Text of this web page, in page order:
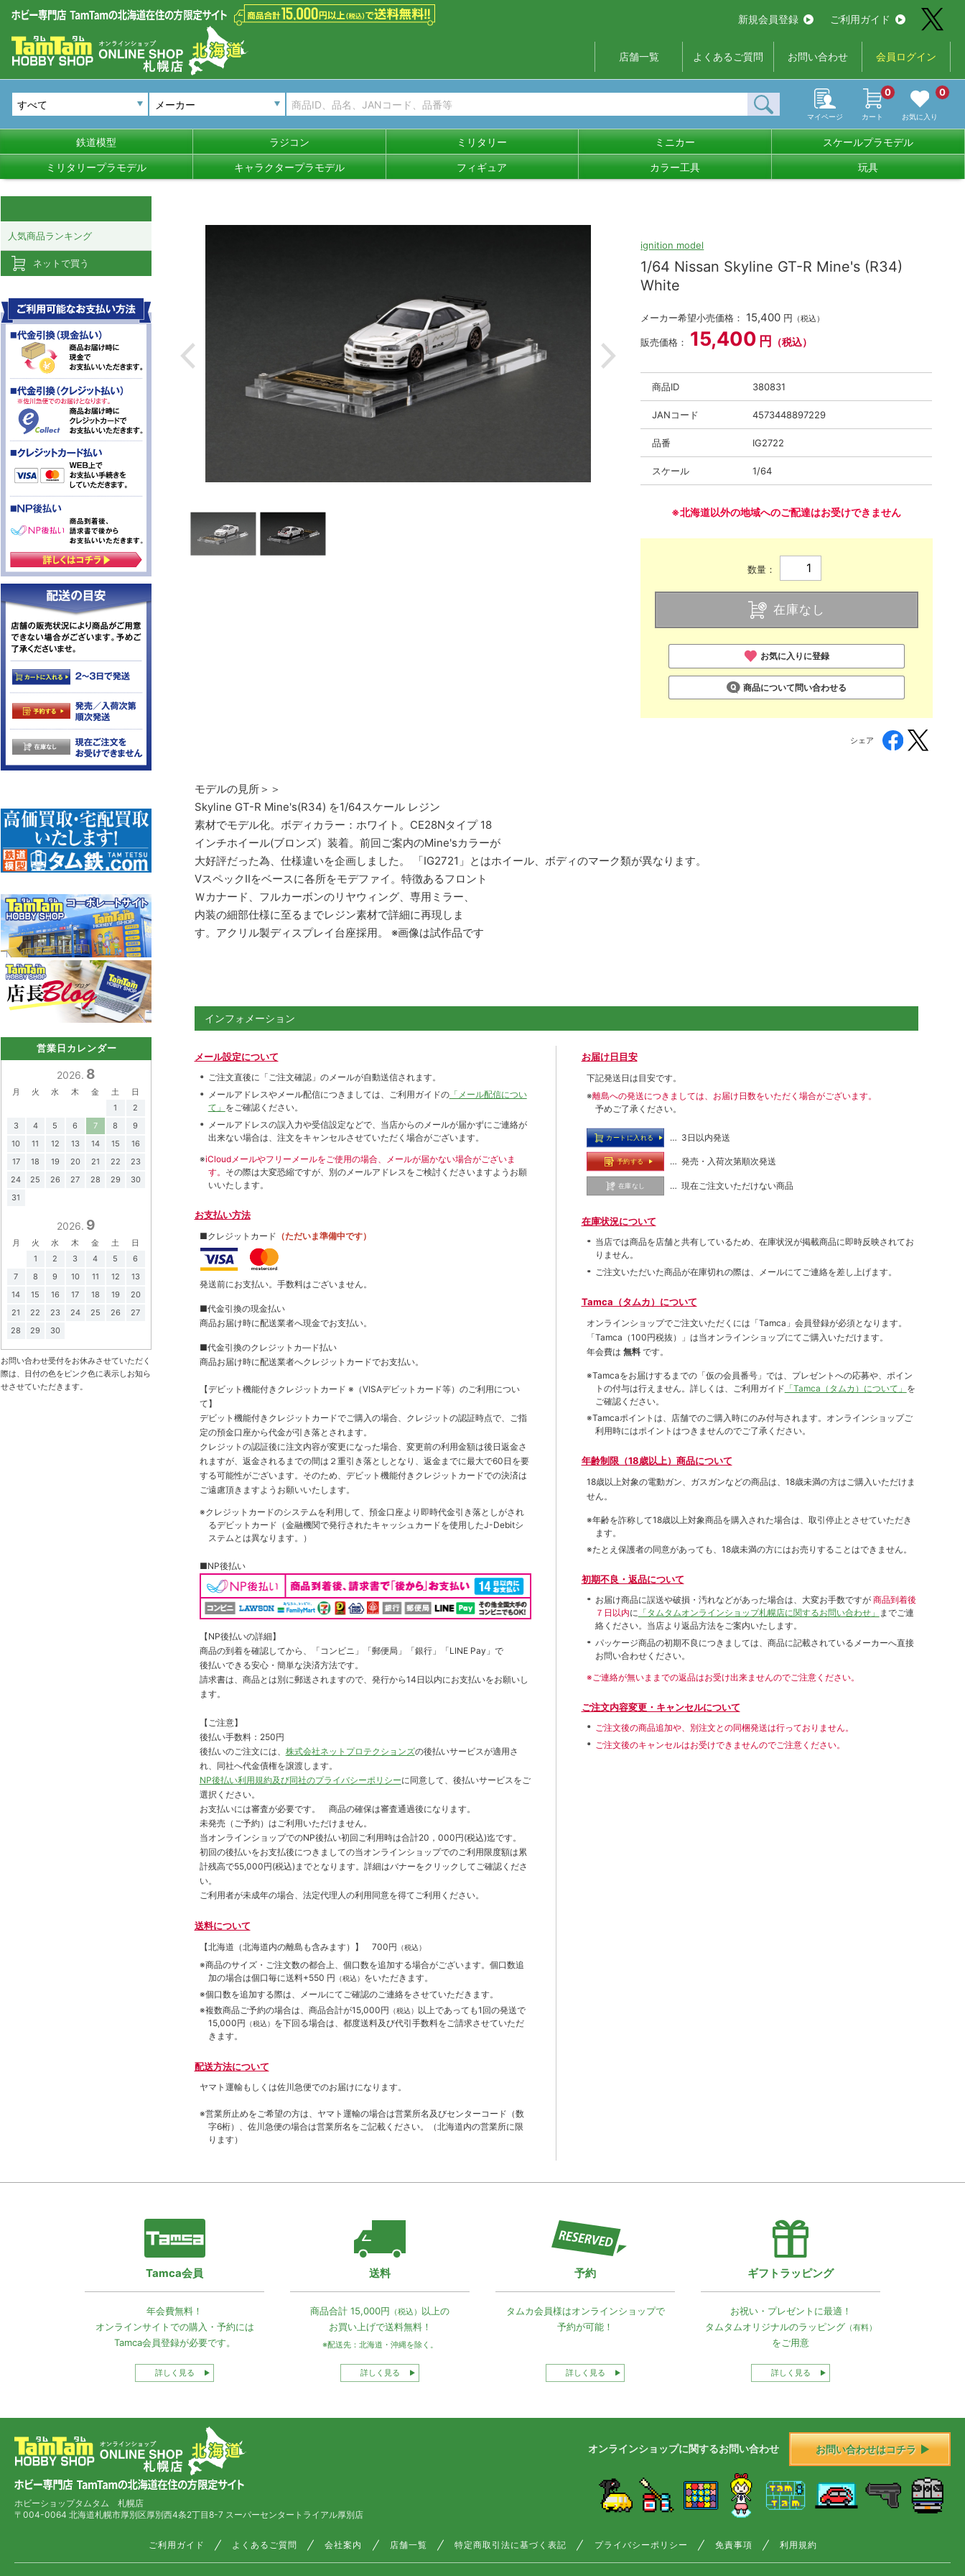
新規会員登録 ご利用ガイド
店舗一覧 よくあるご質問 お問い合わせ 会員ログイン
メーカー
マイページ カート
0
お気に入り
0
鉄道模型 ラジコン ミリタリー ミニカー スケールプラモデル
ミリタリープラモデル キャラクタープラモデル フィギュア カラー工具 玩具
ignition model
1/64 Nissan Skyline GT-R Mine's (R34)
White
メーカー希望小売価格： 15,400 円 （税込）
販売価格： 15,400 円 （税込）
商品ID 380831
JANコード 4573448897229
品番 IG2722
スケール 1/64
※北海道以外の地域へのご配達はお受けできません
数量：
在庫なし
お気に入りに登録
商品について問い合わせる
シェア
モデルの見所＞＞
Skyline GT-R Mine's(R34) を1/64スケール レジン
素材でモデル化。ボディカラー：ホワイト。CE28Nタイプ 18
インチホイール(ブロンズ）装着。前回ご案内のMine'sカラーが
大好評だった為、仕様違いを企画しました。 「IG2721」とはホイール、ボディのマーク類が異なります。
VスペックIIをベースに各所をモデファイ。特徴あるフロント
Ｗカナード、フルカーボンのリヤウィング、専用ミラー、
内装の細部仕様に至るまでレジン素材で詳細に再現しま
す。アクリル製ディスプレイ台座採用。 ※画像は試作品です
インフォメーション
メール設定について
ご注文直後に「ご注文確認」のメールが自動送信されます。
メールアドレスやメール配信につきましては、ご利用ガイドの「メール配信につい
て」 をご確認ください。
メールアドレスの誤入力や受信設定などで、当店からのメールが届かずにご連絡が
出来ない場合は、注文をキャンセルさせていただく場合がございます。
※iCloudメールやフリーメールをご使用の場合、メールが届かない場合がございま
す。 その際は大変恐縮ですが、別のメールアドレスをご検討くださいますようお願
いいたします。
お支払い方法
■クレジットカード （ただいま準備中です）
発送前にお支払い。手数料はございません。
■代金引換の現金払い
商品お届け時に配送業者へ現金でお支払い。
■代金引換のクレジットカ―ド払い
商品お届け時に配送業者へクレジットカードでお支払い。
【デビット機能付きクレジットカード ※（VISAデビットカード等） のご利用につい
て】
デビット機能付きクレジットカードでご購入の場合、クレジットの認証時点で、ご指
定の預金口座から代金が引き落とされます。
クレジットの認証後に注文内容が変更になった場合、変更前の利用金額は後日返金さ
れますが、返金されるまでの間は２重引き落としとなり、返金までに最大で60日を要
する可能性がございます。そのため、デビット機能付きクレジットカードでの決済は
ご遠慮頂きますようお願いいたします。
※クレジットカードのシステムを利用して、預金口座より即時代金引き落としがされ
るデビットカード（金融機関で発行されたキャッシュカードを使用したJ-Debitシ
ステムとは異なります。）
■NP後払い
【NP後払いの詳細】
商品の到着を確認してから、「コンビニ」「郵便局」「銀行」「LINE Pay」で
後払いできる安心・簡単な決済方法です。
請求書は、商品とは別に郵送されますので、発行から14日以内にお支払いをお願いし
ます。
【ご注意】
後払い手数料：250円
後払いのご注文には、 株式会社ネットプロテクションズの後払いサービスが適用さ
れ、同社へ代金債権を譲渡します。
NP後払い利用規約及び同社のプライバシーポリシーに同意して、後払いサービスをご
選択ください。
お支払いには審査が必要です。 商品の確保は審査通過後になります。
未発売（ご予約）はご利用いただけません。
当オンラインショップでのNP後払い初回ご利用時は合計20，000円(税込)迄です。
初回の後払いをお支払後につきましての当オンラインショップでのご利用限度額は累
計残高で55,000円(税込)までとなります。詳細はバナーをクリックしてご確認くださ
い。
ご利用者が未成年の場合、法定代理人の利用同意を得てご利用ください。
送料について
【北海道（北海道内の離島も含みます）】 700円 （税込）
※商品のサイズ・ご注文数の都合上、個口数を追加する場合がございます。個口数追
加の場合は個口毎に送料+550 円 （税込） をいただきます。
※個口数を追加する際は、メールにてご確認のご連絡をさせていただきます。
※複数商品ご予約の場合は、商品合計が15,000円 （税込） 以上であっても1回の発送で
15,000円 （税込） を下回る場合は、都度送料及び代引手数料をご請求させていただ
きます。
配送方法について
ヤマト運輸もしくは佐川急便でのお届けになります。
※営業所止めをご希望の方は、ヤマト運輸の場合は営業所名及びセンターコード（数
字6桁）、佐川急便の場合は営業所名をご記載ください。（北海道内の営業所に限
ります）
お届け日目安
下記発送日は目安です。
※離島への発送につきましては、お届け日数をいただく場合がございます。
予めご了承ください。
カートに入れる … 3日以内発送
予約する … 発売・入荷次第順次発送
在庫なし … 現在ご注文いただけない商品
在庫状況について
当店では商品を店舗と共有しているため、在庫状況が掲載商品に即時反映されてお
りません。
ご注文いただいた商品が在庫切れの際は、メールにてご連絡を差し上げます。
Tamca（タムカ）について
オンラインショップでご注⽂いただくには「Tamca」会員登録が必須となります。
「Tamca （100円税抜）
」は当オンラインショップにてご購⼊いただけます。
年会費は 無料 です。
※Tamcaをお届けするまでの「仮の会員番号」では、プレゼントへの応募や、ポイン
トの付与は⾏えません。詳しくは、ご利⽤ガイド 「Tamca（タムカ）について」 を
ご確認ください。
※Tamcaポイントは、店舗でのご購⼊時にのみ付与されます。オンラインショップご
利用時にはポイントはつきませんのでご了承ください。
年齢制限（18歳以上）商品について
18歳以上対象の電動ガン、ガスガンなどの商品は、18歳未満の方はご購入いただけま
せん。
※年齢を詐称して18歳以上対象商品を購入された場合は、取引停止とさせていただき
ます。
※たとえ保護者の同意があっても、18歳未満の方にはお売りすることはできません。
初期不良・返品について
お届け商品に誤送や破損・汚れなどがあった場合は、大変お手数ですが 商品到着後
７日以内に 「タムタムオンラインショップ札幌店に関するお問い合わせ」 までご連
絡ください。当店より返品方法をご案内いたします。
パッケージ商品の初期不良につきましては、商品に記載されているメーカーへ直接
お問い合わせください。
※ご連絡が無いままでの返品はお受け出来ませんのでご注意ください。
ご注文内容変更・キャンセルについて
ご注文後の商品追加や、別注文との同梱発送は行っておりません。
ご注文後のキャンセルはお受けできませんのでご注意ください。
人気商品ランキング
ネットで買う
営業日カレンダー
2026. 8
月 火 水 木 金 土
日
1
2
3
4 5 6 7 8
9
10
11 12 13 14 15
16
17
18 19 20 21 22
23
24
25 26 27 28 29
30
31
2026. 9
月 火 水 木 金 土
日
1
2 3 4 5
6
7
8 9 10 11 12
13
14
15 16 17 18 19
20
21
22 23 24 25 26
27
28
29 30
お問い合わせ受付をお休みさせていただく
際は、日付の色をピンク色に表示しお知ら
せさせていただきます。
Tamca会員
年会費無料！
オンラインサイトでの購入・予約には
Tamca会員登録が必要です。
詳しく見る
送料
商品合計 15,000円 （税込） 以上の
お買い上げで送料無料！
※配送先：北海道・沖縄を除く。
詳しく見る
予約
タムカ会員様はオンラインショップで
予約が可能！
詳しく見る
ギフトラッピング
お祝い・プレゼントに最適！
タムタムオリジナルのラッピング（有料）
をご用意
詳しく見る
ホビーショップタムタム 札幌店
〒004-0064 北海道札幌市厚別区厚別西4条2丁目8-7 スーパーセンタートライアル厚別店
オンラインショップに関するお問い合わせ お問い合わせはコチラ
ご利用ガイド よくあるご質問 会社案内 店舗一覧 特定商取引法に基づく表記 プライバシーポリシー 免責事項 利用規約